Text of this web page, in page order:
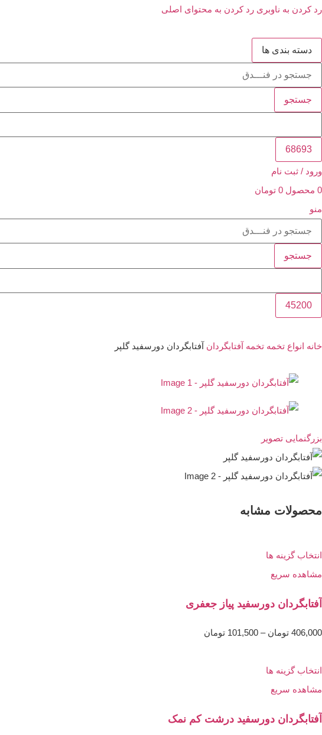
رد کردن به ناوبری رد کردن به محتوای اصلی
دسته بندی ها
جستجو
ورود / ثبت نام
0 محصول 0 تومان
منو
جستجو
خانه انواع تخمه تخمه آفتابگردان آفتابگردان دورسفید گلپر
بزرگنمایی تصویر
محصولات مشابه
انتخاب گزینه ها
مشاهده سریع
آفتابگردان دورسفید پیاز جعفری
406,000 تومان –
101,500 تومان
انتخاب گزینه ها
مشاهده سریع
آفتابگردان دورسفید درشت کم نمک